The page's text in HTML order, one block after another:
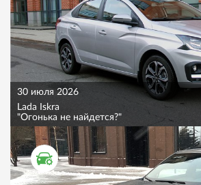
30 июля 2026
Lada Iskra
"Огонька не найдется?"
ТЕСТ ДРАЙВ